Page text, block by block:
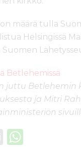
määrä tulla
Helsingissä
Betlehemissä
juttu Betlehemin
ja Mitri
E